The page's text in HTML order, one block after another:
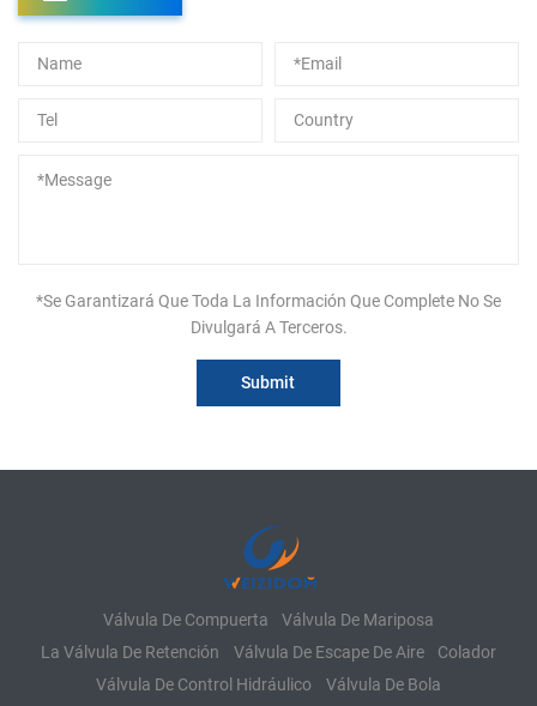
*Se Garantizará Que Toda La Información Que Complete No Se
Divulgará A Terceros.
Alternative:
Válvula De Compuerta
Válvula De Mariposa
La Válvula De Retención
Válvula De Escape De Aire
Colador
Válvula De Control Hidráulico
Válvula De Bola